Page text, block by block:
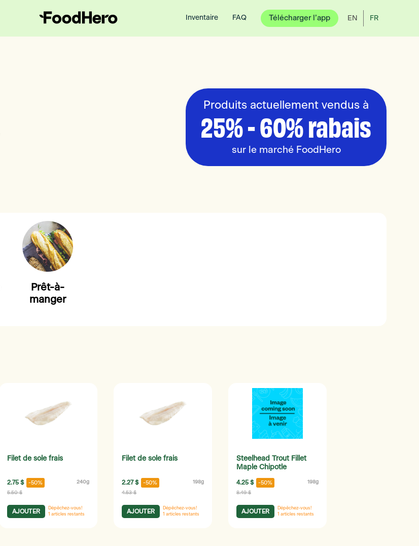
Inventaire FAQ Télécharger l’app EN FR
Produits actuellement vendus à
25% - 60% rabais
sur le marché FoodHero
Prêt-à-
manger
Filet de sole frais
2.75 $ -50% 240g
5.50 $
AJOUTER
Dépêchez-vous!
1 articles restants
Filet de sole frais
2.27 $ -50% 198g
4.53 $
AJOUTER
Dépêchez-vous!
1 articles restants
Steelhead Trout Fillet
Maple Chipotle
4.25 $ -50% 198g
8.49 $
AJOUTER
Dépêchez-vous!
1 articles restants